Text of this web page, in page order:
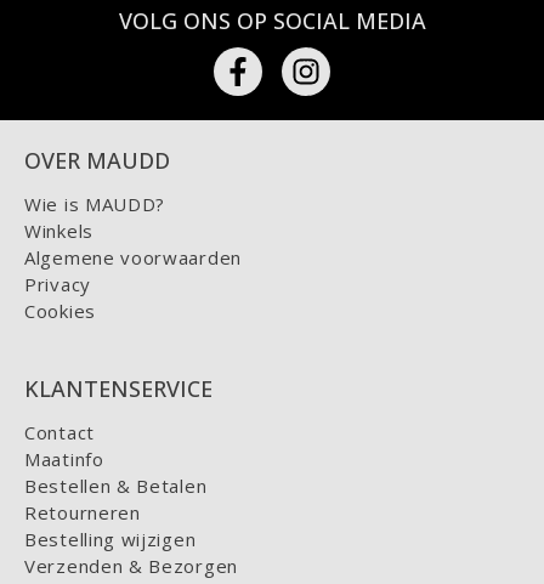
VOLG ONS OP SOCIAL MEDIA
OVER MAUDD
Wie is MAUDD?
Winkels
Algemene voorwaarden
Privacy
Cookies
KLANTENSERVICE
Contact
Maatinfo
Bestellen & Betalen
Retourneren
Bestelling wijzigen
Verzenden & Bezorgen